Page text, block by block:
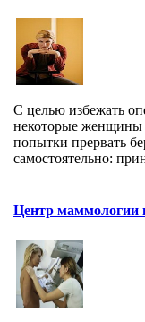
С целью избежать
некоторые
попытки прервать
самостоятельно:
Центр маммологии